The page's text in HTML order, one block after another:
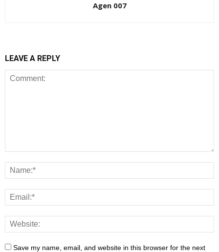
Agen 007
LEAVE A REPLY
Save my name, email, and website in this browser for the next